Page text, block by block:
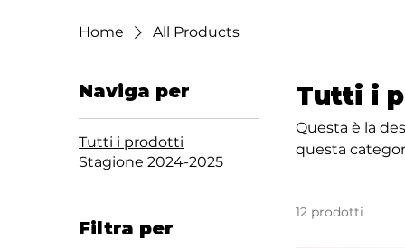
Home All Products
Naviga per
Tutti i prodotti
Stagione 2024-2025
Filtra per
Tutti i
Questa è la
questa
12 prodotti